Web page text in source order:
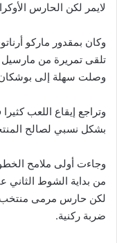
لايمر لكن الحارس
وكان بمقدور ماركو
تلقى تمريرة من مارسيل
وصلت سهلة إلى
وتراجع إيقاع اللعب
بشكل نسبي لصالح
وجاءت أولى ملامح
من بداية الشوط الثاني
لكن حارس مرمى منتخب
ضربة ركنية.